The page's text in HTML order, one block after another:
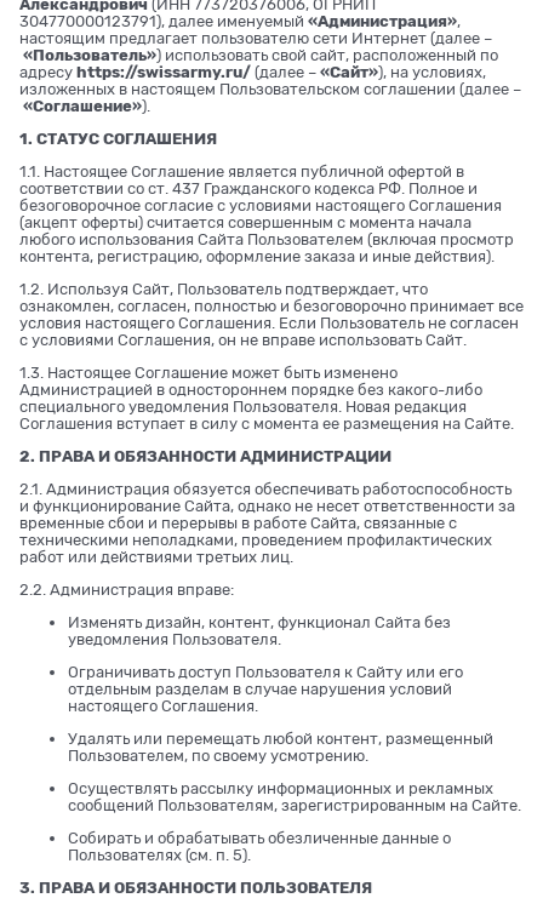
Александрович (ИНН 773720376006, ОГРНИП
304770000123791), далее именуемый «Администрация»,
настоящим предлагает пользователю сети Интернет (далее –
«Пользователь») использовать свой сайт, расположенный по
адресу https://swissarmy.ru/ (далее – «Сайт»), на условиях,
изложенных в настоящем Пользовательском соглашении (далее –
«Соглашение»).
1. СТАТУС СОГЛАШЕНИЯ
1.1. Настоящее Соглашение является публичной офертой в
соответствии со ст. 437 Гражданского кодекса РФ. Полное и
безоговорочное согласие с условиями настоящего Соглашения
(акцепт оферты) считается совершенным с момента начала
любого использования Сайта Пользователем (включая просмотр
контента, регистрацию, оформление заказа и иные действия).
1.2. Используя Сайт, Пользователь подтверждает, что
ознакомлен, согласен, полностью и безоговорочно принимает все
условия настоящего Соглашения. Если Пользователь не согласен
с условиями Соглашения, он не вправе использовать Сайт.
1.3. Настоящее Соглашение может быть изменено
Администрацией в одностороннем порядке без какого-либо
специального уведомления Пользователя. Новая редакция
Соглашения вступает в силу с момента ее размещения на Сайте.
2. ПРАВА И ОБЯЗАННОСТИ АДМИНИСТРАЦИИ
2.1. Администрация обязуется обеспечивать работоспособность
и функционирование Сайта, однако не несет ответственности за
временные сбои и перерывы в работе Сайта, связанные с
техническими неполадками, проведением профилактических
работ или действиями третьих лиц.
2.2. Администрация вправе:
Изменять дизайн, контент, функционал Сайта без
уведомления Пользователя.
Ограничивать доступ Пользователя к Сайту или его
отдельным разделам в случае нарушения условий
настоящего Соглашения.
Удалять или перемещать любой контент, размещенный
Пользователем, по своему усмотрению.
Осуществлять рассылку информационных и рекламных
сообщений Пользователям, зарегистрированным на Сайте.
Собирать и обрабатывать обезличенные данные о
Пользователях (см. п. 5).
3. ПРАВА И ОБЯЗАННОСТИ ПОЛЬЗОВАТЕЛЯ